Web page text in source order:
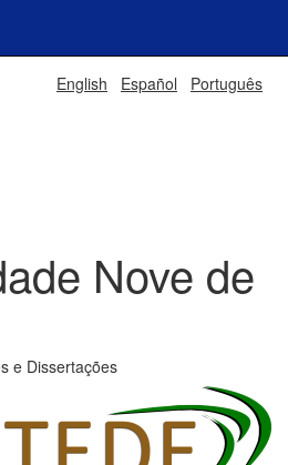
English Español Português
Nove de
e Dissertações